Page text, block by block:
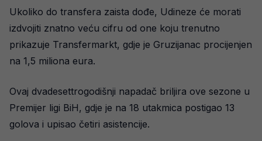
Ukoliko do transfera zaista dođe, Udineze će morati
izdvojiti znatno veću cifru od one koju trenutno
prikazuje Transfermarkt, gdje je Gruzijanac procijenjen
na 1,5 miliona eura.
Ovaj dvadesettrogodišnji napadač briljira ove sezone u
Premijer ligi BiH, gdje je na 18 utakmica postigao 13
golova i upisao četiri asistencije.